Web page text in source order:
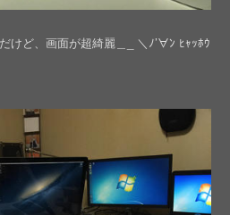
けど、画面が超綺麗＿_ ＼ﾉ’∀ﾝ ﾋｬｯﾎｳ